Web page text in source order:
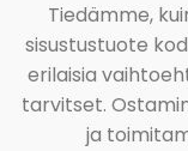
Tiedämme,
sisustustuote
erilaisia
tarvitset.
ja